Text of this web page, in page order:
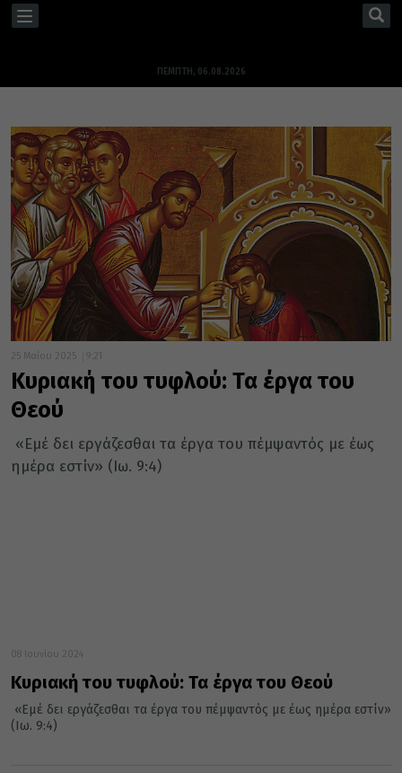
TOGGLE
ΠΈΜΠΤΗ, 06.08.2026
25 Μαΐου 2025 9:21
Κυριακή του τυφλού: Τα έργα του
Θεού
«Εμέ δει εργάζεσθαι τα έργα του πέμψαντός με έως
ημέρα εστίν» (Ιω. 9:4)
08 Ιουνίου 2024
Κυριακή του τυφλού: Τα έργα του Θεού
«Εμέ δει εργάζεσθαι τα έργα του πέμψαντός με έως ημέρα εστίν»
(Ιω. 9:4)